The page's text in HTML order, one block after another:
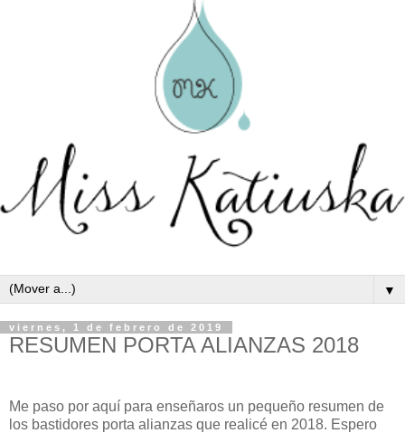
▼
viernes, 1 de febrero de 2019
RESUMEN PORTA ALIANZAS 2018
Me paso por aquí para enseñaros un pequeño resumen de
los bastidores porta alianzas que realicé en 2018. Espero